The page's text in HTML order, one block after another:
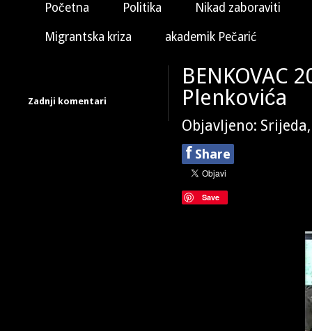
Početna Politika Nikad zaboraviti
Migrantska kriza akademik Pečarić
Zadnji komentari
BENKOVAC
Plenkovića
Objavljeno:
f Share
Save